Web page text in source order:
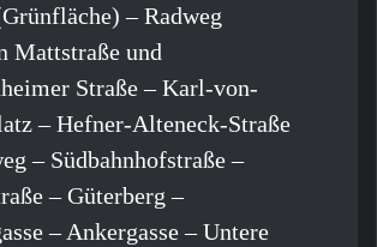
– Radweg
Mattstraße und
Straße – Karl-von-
– Hefner-Alteneck-Straße
– Südbahnhofstraße –
– Güterberg –
– Ankergasse – Untere